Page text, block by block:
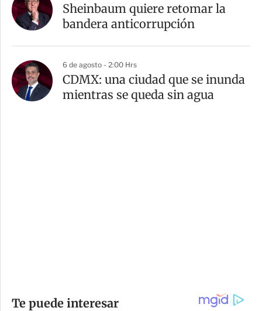
Sheinbaum quiere retomar la
bandera anticorrupción
6 de agosto - 2:00 Hrs
CDMX: una ciudad que se inunda
mientras se queda sin agua